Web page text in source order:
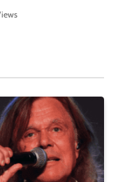
achten sollten